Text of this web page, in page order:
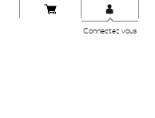
Connectez vous